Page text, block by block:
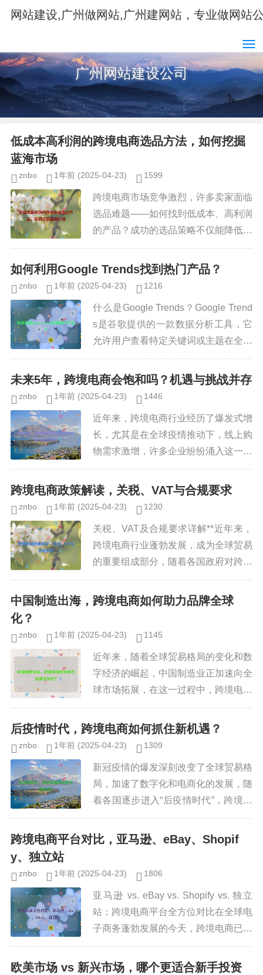
网站建设,广州做网站,广州建网站，专业做网站
广州网站建设公司
低成本高利润的跨境电商选品方法，如何挖掘
蓝海市场
znbo 1年前 (2025-04-23) 1599
跨境电商市场竞争激烈，许多卖家面临
选品难题——如何找到低成本、高利润
的产品？成功的选品策略不仅能降低库
存风险，还能提高利润率，本文将详细
介绍几种高效的跨境电商选品方法，帮
如何利用Google Trends找到热门产品？
znbo 1年前 (2025-04-23) 1216
什么是Google Trends？Google Trend
s是谷歌提供的一款数据分析工具，它
允许用户查看特定关键词或主题在全球
范围内的搜索趋势，通过分析搜索量、
地区分布、相关查询等数据，用户可以
未来5年，跨境电商会饱和吗？机遇与挑战并存
znbo 1年前 (2025-04-23) 1446
近年来，跨境电商行业经历了爆发式增
长，尤其是在全球疫情推动下，线上购
物需求激增，许多企业纷纷涌入这一领
域，随着市场竞争加剧，许多人开始担
忧：未来5年，跨境电商会不会达到饱
跨境电商政策解读，关税、VAT与合规要求
znbo 1年前 (2025-04-23) 1230
关税、VAT及合规要求详解**近年来，
跨境电商行业蓬勃发展，成为全球贸易
的重要组成部分，随着各国政府对跨境
电商监管的加强，关税、增值税（VA
T）及合规要求成为企业必须面对的关
中国制造出海，跨境电商如何助力品牌全球
化？
znbo 1年前 (2025-04-23) 1145
近年来，随着全球贸易格局的变化和数
字经济的崛起，中国制造业正加速向全
球市场拓展，在这一过程中，跨境电商
成为推动"中国制造"走向世界的重要引
擎，从服装、电子产品到家居用品，越
后疫情时代，跨境电商如何抓住新机遇？
znbo 1年前 (2025-04-23) 1309
新冠疫情的爆发深刻改变了全球贸易格
局，加速了数字化和电商化的发展，随
着各国逐步进入“后疫情时代”，跨境电
商行业迎来了新的机遇与挑战，消费者
习惯的改变、供应链的重构、数字技术
跨境电商平台对比，亚马逊、eBay、Shopif
y、独立站
znbo 1年前 (2025-04-23) 1806
亚马逊 vs. eBay vs. Shopify vs. 独立
站：跨境电商平台全方位对比在全球电
子商务蓬勃发展的今天，跨境电商已成
为许多企业拓展国际市场的重要途径，
面对众多跨境电商平台，卖家该如何选
欧美市场 vs 新兴市场，哪个更适合新手投资